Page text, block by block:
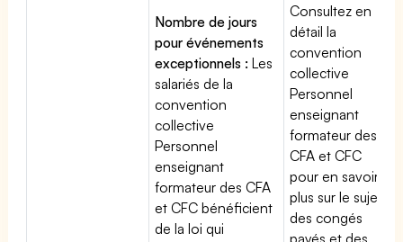
Nombre de jours
pour événements
exceptionnels : Les
salariés de la
convention
collective
Personnel
enseignant
formateur des CFA
et CFC bénéficient
de la loi qui
Consultez en
détail la
convention
collective
Personnel
enseignant
formateur des
CFA et CFC
pour en savoir
plus sur le sujet
des congés
payés et des